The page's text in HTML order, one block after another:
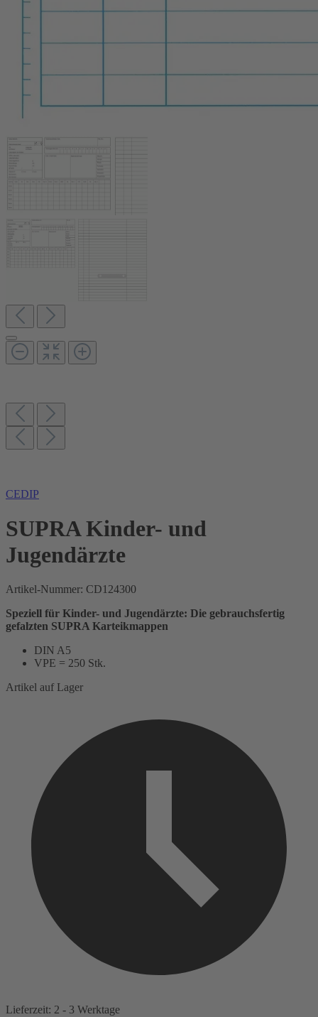
CEDIP
SUPRA Kinder- und
Jugendärzte
Artikel-Nummer: CD124300
Speziell für Kinder- und Jugendärzte: Die gebrauchsfertig
gefalzten SUPRA Karteikmappen
DIN A5
VPE = 250 Stk.
Artikel auf Lager
Lieferzeit: 2 - 3 Werktage